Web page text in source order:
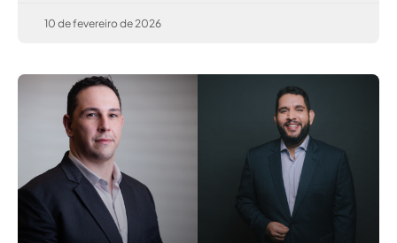
10 de fevereiro de 2026